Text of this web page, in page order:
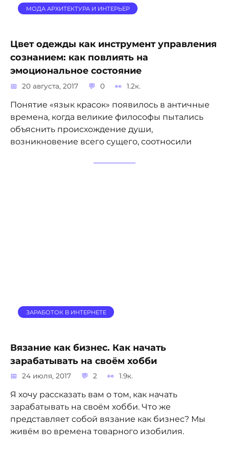
МОДА АРХИТЕКТУРА И ИНТЕРЬЕР
Цвет одежды как инструмент управления
сознанием: как повлиять на
эмоциональное состояние
20 августа, 2017 0 1.2к.
Понятие «язык красок» появилось в античные
времена, когда великие философы пытались
объяснить происхождение души,
возникновение всего сущего, соотносили
ЗАРАБОТОК В ИНТЕРНЕТЕ
Вязание как бизнес. Как начать
зарабатывать на своём хобби
24 июля, 2017 2 1.9к.
Я хочу рассказать вам о том, как начать
зарабатывать на своём хобби. Что же
представляет собой вязание как бизнес? Мы
живём во времена товарного изобилия.